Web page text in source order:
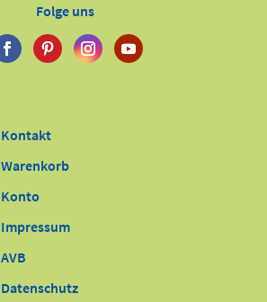
Folge uns
Kontakt
Warenkorb
Konto
Impressum
AVB
Datenschutz